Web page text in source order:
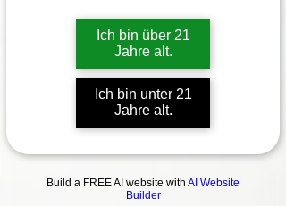
Ich bin über 21
Jahre alt.
Ich bin unter 21
Jahre alt.
Build a FREE AI website with AI Website
Builder